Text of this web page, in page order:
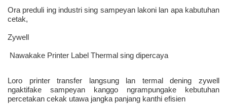
Ora preduli ing industri sing sampeyan lakoni lan apa kabutuhan
Nawakake Printer Label Thermal sing dipercaya
Loro printer transfer langsung lan termal dening zywell
ngaktifake sampeyan kanggo ngrampungake kebutuhan
percetakan cekak utawa jangka panjang kanthi efisien